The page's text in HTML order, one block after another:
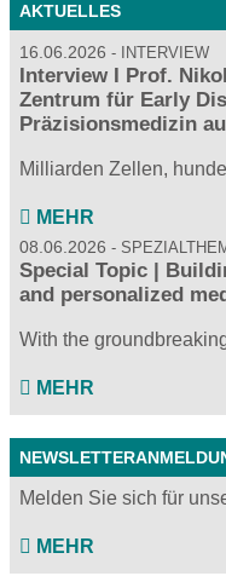
AKTUELLES
16.06.2026 INTERVIEW
Interview I Prof.
Zentrum für Early
Präzisionsmedizin
Milliarden Zellen,
MEHR
08.06.2026
Special Topic |
and personalized
With the
MEHR
Melden Sie sich für
MEHR